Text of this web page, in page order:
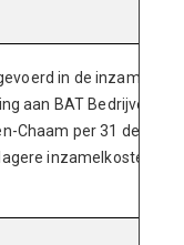
in de inzameling
aan BAT Bedrijven
Chaam per 31
inzamelkosten en